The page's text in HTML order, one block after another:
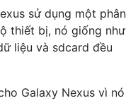
sử dụng một phân
thiết bị, nó giống như
liệu và sdcard đều
Galaxy Nexus vì nó